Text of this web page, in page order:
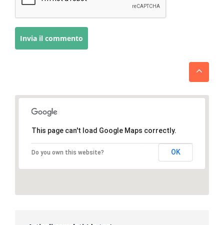
This page can't load Google Maps correctly.
Do you own this website? OK